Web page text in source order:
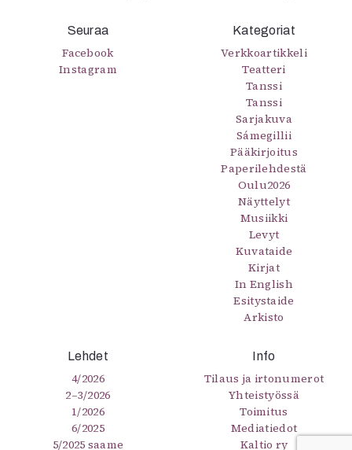
Seuraa
Facebook
Instagram
Kategoriat
Verkkoartikkeli
Teatteri
Tanssi
Tanssi
Sarjakuva
Sámegillii
Pääkirjoitus
Paperilehdestä
Oulu2026
Näyttelyt
Musiikki
Levyt
Kuvataide
Kirjat
In English
Esitystaide
Arkisto
Lehdet
4/2026
2–3/2026
1/2026
6/2025
5/2025 saame
Info
Tilaus ja irtonumerot
Yhteistyössä
Toimitus
Mediatiedot
Kaltio ry